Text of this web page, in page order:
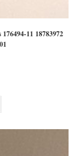
11 18783972